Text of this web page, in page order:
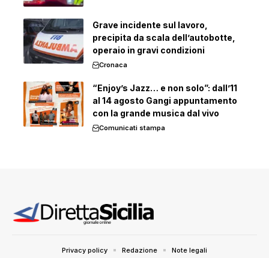
Grave incidente sul lavoro,
precipita da scala dell’autobotte,
operaio in gravi condizioni
Cronaca
“Enjoy’s Jazz… e non solo”: dall’11
al 14 agosto Gangi appuntamento
con la grande musica dal vivo
Comunicati stampa
Privacy policy Redazione Note legali